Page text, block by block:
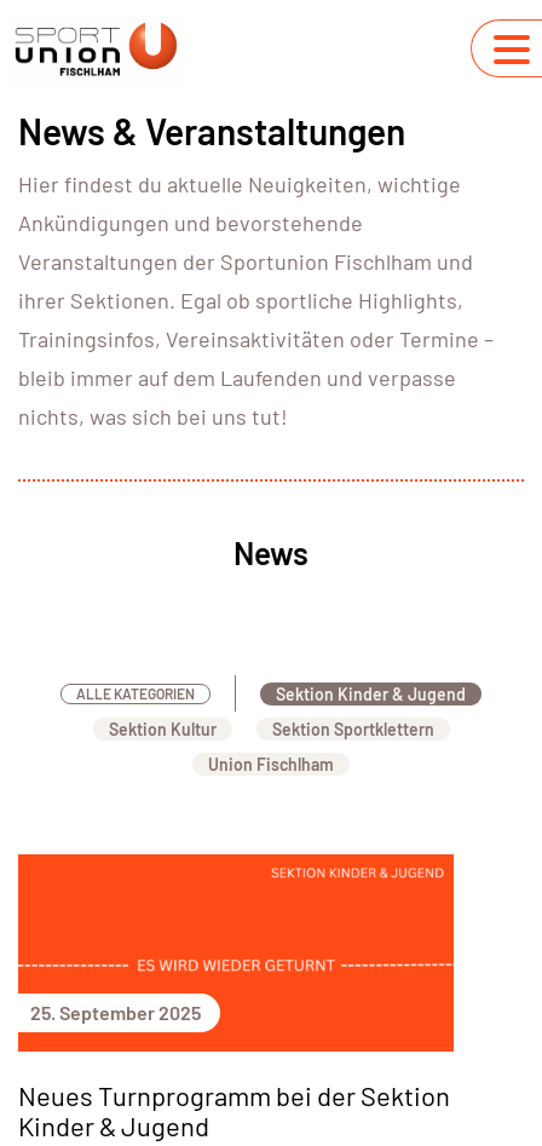
News & Veranstaltungen
Hier findest du aktuelle Neuigkeiten, wichtige
Ankündigungen und bevorstehende
Veranstaltungen der Sportunion Fischlham und
ihrer Sektionen. Egal ob sportliche Highlights,
Trainingsinfos, Vereinsaktivitäten oder Termine –
bleib immer auf dem Laufenden und verpasse
nichts, was sich bei uns tut!
News
ALLE KATEGORIEN
Sektion Kinder & Jugend
Sektion Kultur
Sektion Sportklettern
Union Fischlham
25. September 2025
Neues Turnprogramm bei der Sektion
Kinder & Jugend